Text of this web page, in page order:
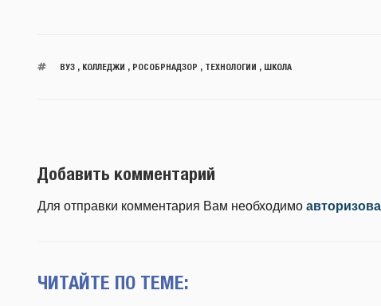
ВУЗ, КОЛЛЕДЖИ РОСОБРНАДЗОР ТЕХНОЛОГИИ ШКОЛА
Добавить комментарий
Для отправки комментария Вам необходимо
ЧИТАЙТЕ ПО ТЕМЕ: